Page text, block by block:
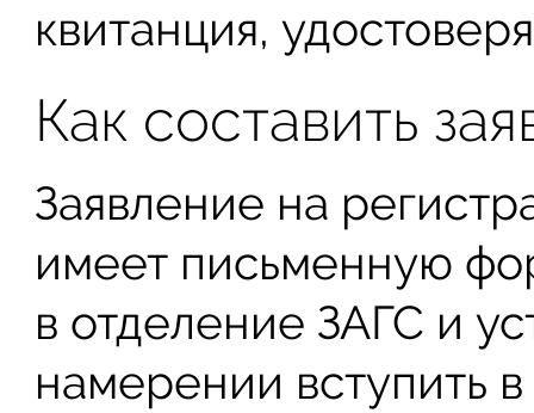
квитанция,
Как составить
Заявление на
имеет письменную
в отделение ЗАГС и
намерении вступить